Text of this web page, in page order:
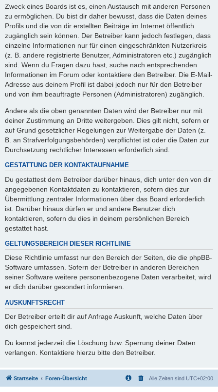
Zweck eines Boards ist es, einen Austausch mit anderen Personen
zu ermöglichen. Du bist dir daher bewusst, dass die Daten deines
Profils und die von dir erstellten Beiträge im Internet öffentlich
zugänglich sein können. Der Betreiber kann jedoch festlegen, dass
einzelne Informationen nur für einen eingeschränkten Nutzerkreis
(z. B. andere registrierte Benutzer, Administratoren etc.) zugänglich
sind. Wenn du Fragen dazu hast, suche nach entsprechenden
Informationen im Forum oder kontaktiere den Betreiber. Die E-Mail-
Adresse aus deinem Profil ist dabei jedoch nur für den Betreiber
und von ihm beauftragte Personen (Administratoren) zugänglich.
Andere als die oben genannten Daten wird der Betreiber nur mit
deiner Zustimmung an Dritte weitergeben. Dies gilt nicht, sofern er
auf Grund gesetzlicher Regelungen zur Weitergabe der Daten (z.
B. an Strafverfolgungsbehörden) verpflichtet ist oder die Daten zur
Durchsetzung rechtlicher Interessen erforderlich sind.
GESTATTUNG DER KONTAKTAUFNAHME
Du gestattest dem Betreiber darüber hinaus, dich unter den von dir
angegebenen Kontaktdaten zu kontaktieren, sofern dies zur
Übermittlung zentraler Informationen über das Board erforderlich
ist. Darüber hinaus dürfen er und andere Benutzer dich
kontaktieren, sofern du dies in deinem persönlichen Bereich
gestattet hast.
GELTUNGSBEREICH DIESER RICHTLINIE
Diese Richtlinie umfasst nur den Bereich der Seiten, die die phpBB-
Software umfassen. Sofern der Betreiber in anderen Bereichen
seiner Software weitere personenbezogene Daten verarbeitet, wird
er dich darüber gesondert informieren.
AUSKUNFTSRECHT
Der Betreiber erteilt dir auf Anfrage Auskunft, welche Daten über
dich gespeichert sind.
Du kannst jederzeit die Löschung bzw. Sperrung deiner Daten
verlangen. Kontaktiere hierzu bitte den Betreiber.
Startseite Foren-Übersicht Alle Zeiten sind UTC+02:00